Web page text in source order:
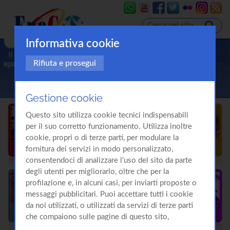
Informativa cookie
Rifiuta e prosegui
Gestione cookie
Questo sito utilizza cookie tecnici indispensabili
per il suo corretto funzionamento. Utilizza inoltre
cookie, propri o di terze parti, per modulare la
fornitura dei servizi in modo personalizzato,
consentendoci di analizzare l'uso del sito da parte
degli utenti per migliorarlo, oltre che per la
profilazione e, in alcuni casi, per inviarti proposte o
messaggi pubblicitari. Puoi accettare tutti i cookie
da noi utilizzati, o utilizzati da servizi di terze parti
che compaiono sulle pagine di questo sito,
premendo il pulsante "Accetta tutti i cookie"